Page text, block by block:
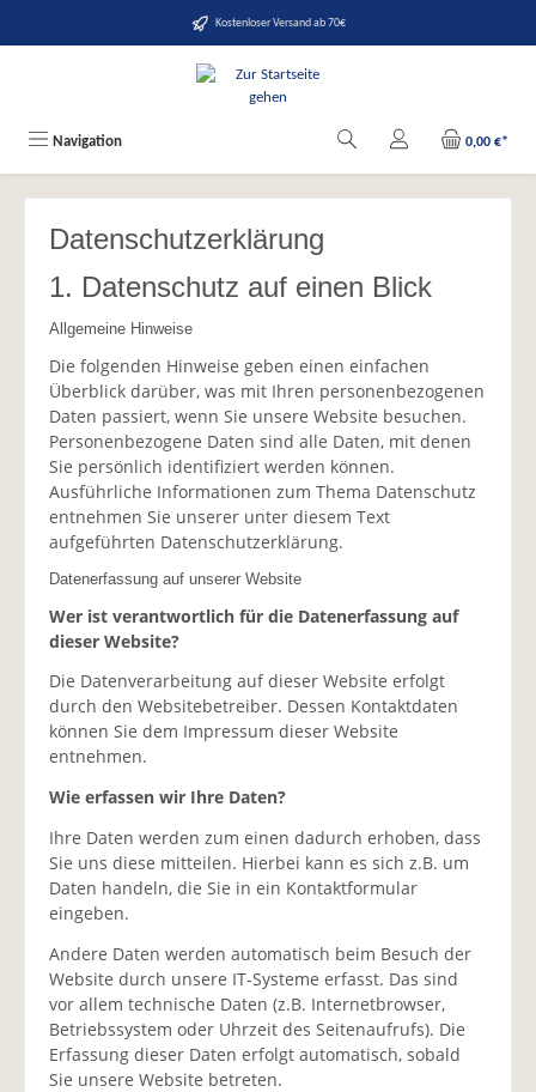
Kostenloser Versand ab 70€
Navigation 0,00 €*
Datenschutzerklärung
1. Datenschutz auf einen Blick
Allgemeine Hinweise
Die folgenden Hinweise geben einen einfachen
Überblick darüber, was mit Ihren personenbezogenen
Daten passiert, wenn Sie unsere Website besuchen.
Personenbezogene Daten sind alle Daten, mit denen
Sie persönlich identifiziert werden können.
Ausführliche Informationen zum Thema Datenschutz
entnehmen Sie unserer unter diesem Text
aufgeführten Datenschutzerklärung.
Datenerfassung auf unserer Website
Wer ist verantwortlich für die Datenerfassung auf
dieser Website?
Die Datenverarbeitung auf dieser Website erfolgt
durch den Websitebetreiber. Dessen Kontaktdaten
können Sie dem Impressum dieser Website
entnehmen.
Wie erfassen wir Ihre Daten?
Ihre Daten werden zum einen dadurch erhoben, dass
Sie uns diese mitteilen. Hierbei kann es sich z.B. um
Daten handeln, die Sie in ein Kontaktformular
eingeben.
Andere Daten werden automatisch beim Besuch der
Website durch unsere IT-Systeme erfasst. Das sind
vor allem technische Daten (z.B. Internetbrowser,
Betriebssystem oder Uhrzeit des Seitenaufrufs). Die
Erfassung dieser Daten erfolgt automatisch, sobald
Sie unsere Website betreten.